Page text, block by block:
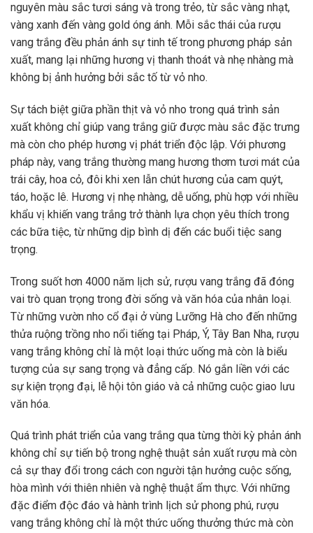
nguyên màu sắc tươi sáng và trong trẻo, từ sắc vàng nhạt,
vàng xanh đến vàng gold óng ánh. Mỗi sắc thái của rượu
vang trắng đều phản ánh sự tinh tế trong phương pháp sản
xuất, mang lại những hương vị thanh thoát và nhẹ nhàng mà
không bị ảnh hưởng bởi sắc tố từ vỏ nho.
Sự tách biệt giữa phần thịt và vỏ nho trong quá trình sản
xuất không chỉ giúp vang trắng giữ được màu sắc đặc trưng
mà còn cho phép hương vị phát triển độc lập. Với phương
pháp này, vang trắng thường mang hương thơm tươi mát của
trái cây, hoa cỏ, đôi khi xen lẫn chút hương của cam quýt,
táo, hoặc lê. Hương vị nhẹ nhàng, dễ uống, phù hợp với nhiều
khẩu vị khiến vang trắng trở thành lựa chọn yêu thích trong
các bữa tiệc, từ những dịp bình dị đến các buổi tiệc sang
trọng.
Trong suốt hơn 4000 năm lịch sử, rượu vang trắng đã đóng
vai trò quan trọng trong đời sống và văn hóa của nhân loại.
Từ những vườn nho cổ đại ở vùng Lưỡng Hà cho đến những
thửa ruộng trồng nho nổi tiếng tại Pháp, Ý, Tây Ban Nha, rượu
vang trắng không chỉ là một loại thức uống mà còn là biểu
tượng của sự sang trọng và đẳng cấp. Nó gắn liền với các
sự kiện trọng đại, lễ hội tôn giáo và cả những cuộc giao lưu
văn hóa.
Quá trình phát triển của vang trắng qua từng thời kỳ phản ánh
không chỉ sự tiến bộ trong nghệ thuật sản xuất rượu mà còn
cả sự thay đổi trong cách con người tận hưởng cuộc sống,
hòa mình với thiên nhiên và nghệ thuật ẩm thực. Với những
đặc điểm độc đáo và hành trình lịch sử phong phú, rượu
vang trắng không chỉ là một thức uống thưởng thức mà còn